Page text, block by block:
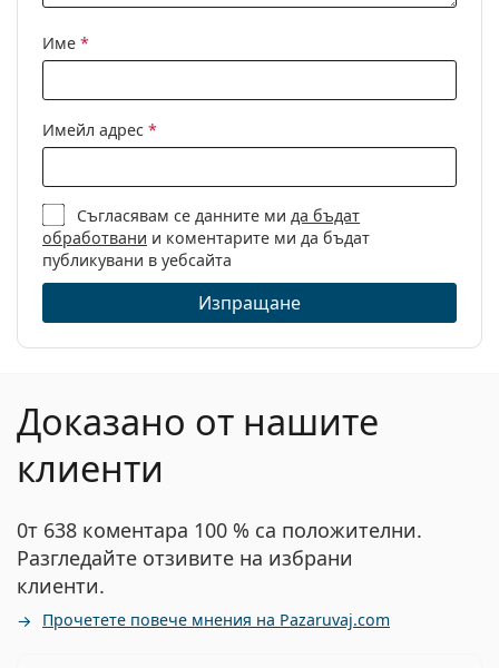
Кутия:
Не
Пол:
Unisex
Категория:
Диоптрични очила
Марка:
Polaroid
Код:
PLD D453 PJP 19 52
Име *
Имейл адрес *
Съгласявам се данните ми да бъдат
обработвани и коментарите ми да бъдат
публикувани в уебсайта
Изпращане
Доказано от нашите
клиенти
0т 638 коментара 100 % са положителни.
Разгледайте отзивите на избрани
клиенти.
Прочетете повече мнения на Pazaruvaj.com